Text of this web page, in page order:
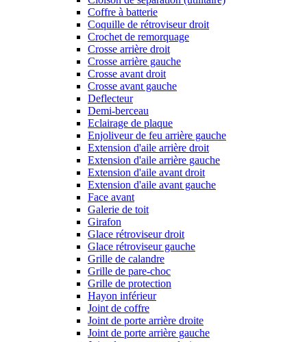
Coffre à batterie
Coquille de rétroviseur droit
Crochet de remorquage
Crosse arrière droit
Crosse arrière gauche
Crosse avant droit
Crosse avant gauche
Deflecteur
Demi-berceau
Eclairage de plaque
Enjoliveur de feu arrière gauche
Extension d'aile arrière droit
Extension d'aile arrière gauche
Extension d'aile avant droit
Extension d'aile avant gauche
Face avant
Galerie de toit
Girafon
Glace rétroviseur droit
Glace rétroviseur gauche
Grille de calandre
Grille de pare-choc
Grille de protection
Hayon inférieur
Joint de coffre
Joint de porte arrière droite
Joint de porte arrière gauche